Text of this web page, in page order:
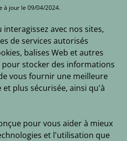
à jour le 09/04/2024.
avec nos sites,
de services autorisés
balises Web et autres
stocker des informations
vous fournir une meilleure
plus sécurisée, ainsi qu'à
pour vous aider à mieux
et l'utilisation que